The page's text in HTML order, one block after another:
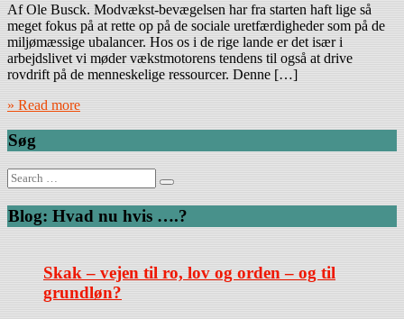
Af Ole Busck. Modvækst-bevægelsen har fra starten haft lige så
meget fokus på at rette op på de sociale uretfærdigheder som på de
miljømæssige ubalancer. Hos os i de rige lande er det især i
arbejdslivet vi møder vækstmotorens tendens til også at drive
rovdrift på de menneskelige ressourcer. Denne […]
» Read more
Søg
Search
for:
Blog: Hvad nu hvis ….?
Skak – vejen til ro, lov og orden – og til
grundløn?